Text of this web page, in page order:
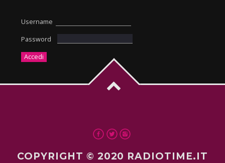
Username
Password
COPYRIGHT © 2020 RADIOTIME.IT